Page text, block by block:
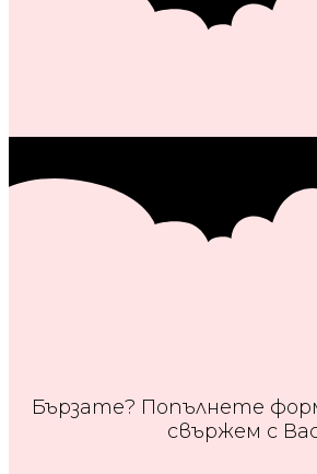
Бързате? Попълнете
свържем с